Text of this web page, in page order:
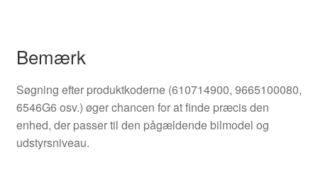
Bemærk
Søgning efter produktkoderne (610714900, 9665100080,
6546G6 osv.) øger chancen for at finde præcis den
enhed, der passer til den pågældende bilmodel og
udstyrsniveau.